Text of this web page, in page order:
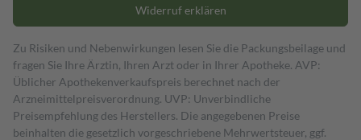
Widerruf erklären
Zu Risiken und Nebenwirkungen lesen Sie die Packungsbeilage und
fragen Sie Ihre Ärztin, Ihren Arzt oder in Ihrer Apotheke. AVP:
Üblicher Apothekenverkaufspreis berechnet nach der
Arzneimittelpreisverordnung. UVP: Unverbindliche
Preisempfehlung des Herstellers. Die angegebenen Preise
beinhalten die gesetzlich vorgeschriebene Mehrwertsteuer, ggf.